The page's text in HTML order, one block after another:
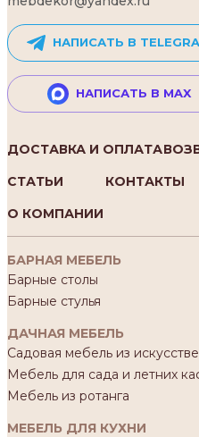
НАПИСАТЬ В
НАПИСАТЬ В MAX
ДОСТАВКА И ОПЛАТА
СТАТЬИ
КОНТАКТЫ
О КОМПАНИИ
БАРНАЯ МЕБЕЛЬ
Барные столы
Барные стулья
ДАЧНАЯ МЕБЕЛЬ
Садовая мебель из
Мебель для сада и летних
Мебель из ротанга
МЕБЕЛЬ ДЛЯ КУХНИ